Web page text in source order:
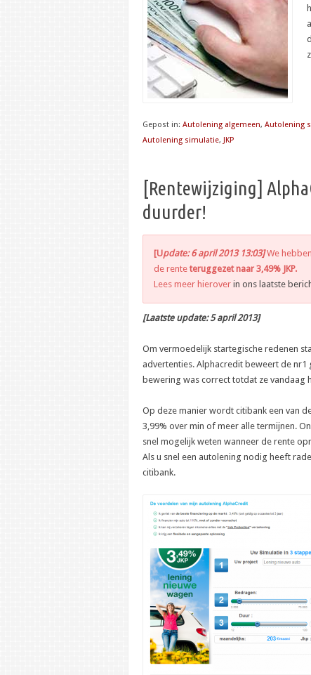
Gepost in: Autolening algemeen, Autolening
Autolening simulatie, JKP
[Rentewijziging]
duurder!
[Update: 6 april 2013 13:03]We
de renteteruggezet naar 3,49% JKP.
Lees meer hierover in ons laatste
[Laatste update: 5 april 2013]
Om vermoedelijk startegische redenen
advertenties. Alphacredit beweert de
bewering was correct totdat ze vandaag
Op deze manier wordt citibank een van
3,99% over min of meer alle termijnen.
snel mogelijk weten wanneer de rente
Als u snel een autolening nodig heeft
citibank.